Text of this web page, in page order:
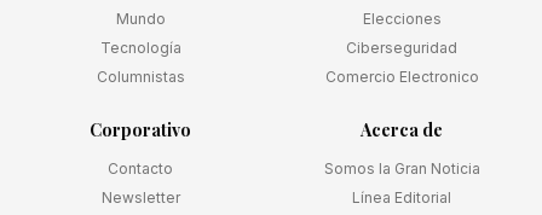
Mundo
Tecnología
Columnistas
Elecciones
Ciberseguridad
Comercio Electronico
Corporativo
Contacto
Newsletter
Acerca de
Somos la Gran Noticia
Línea Editorial